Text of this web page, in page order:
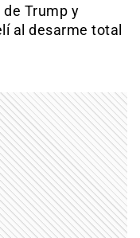
Trump y
al desarme total